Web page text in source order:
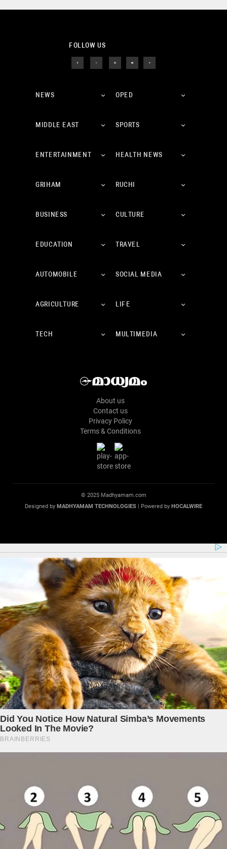
FOLLOW US
NEWS OPED
MIDDLE EAST SPORTS
ENTERTAINMENT HEALTH NEWS
GRIHAM RUCHI
BUSINESS CULTURE
EDUCATION TRAVEL
AUTOMOBILE SOCIAL MEDIA
AGRICULTURE LIFE
TECH MULTIMEDIA
About us
Contact us
Privacy Policy
Terms & Conditions
© 2025 Madhyamam.com
Designed by MADHYAMAM TECHNOLOGIES | Powered by HOCALWIRE